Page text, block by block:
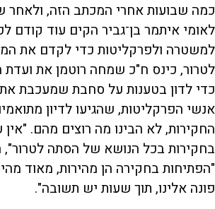
כמה שבועות אחרי המכתב הזה, ולאחר
לאומי איתמר בן־גביר הקים עוד קודם
למשטרה ולפרקליטות כדי לקדם את
לטרור, כינס ח"כ שמחה רוטמן את
כדי לדון בטענות על סחבת שמעכבת
אנשי הפרקליטות, שהגיעו לדיון
החקירות, לא הבינו מה רוצים מהם.
בחקירות בכל הנושא של הסתה לטרור",
"הפתיחות בחקירה הן מהירות, מאוד
פונה אלינו, תוך שעות יש תשובה".